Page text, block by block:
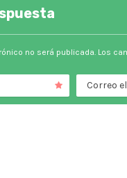
no será publicada. Los
Correo